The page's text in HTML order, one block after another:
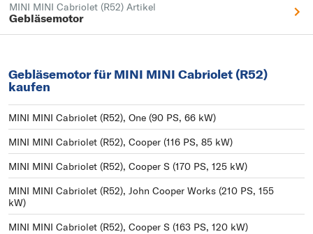
MINI MINI Cabriolet (R52) Artikel
Gebläsemotor
Gebläsemotor für MINI MINI Cabriolet (R52)
kaufen
MINI MINI Cabriolet (R52), One (90 PS, 66 kW)
MINI MINI Cabriolet (R52), Cooper (116 PS, 85 kW)
MINI MINI Cabriolet (R52), Cooper S (170 PS, 125 kW)
MINI MINI Cabriolet (R52), John Cooper Works (210 PS, 155
kW)
MINI MINI Cabriolet (R52), Cooper S (163 PS, 120 kW)